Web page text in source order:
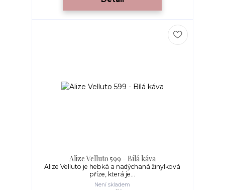
Alize Velluto 599 - Bílá káva
Alize Velluto je hebká a nadýchaná žinylková
příze, která je...
Není skladem